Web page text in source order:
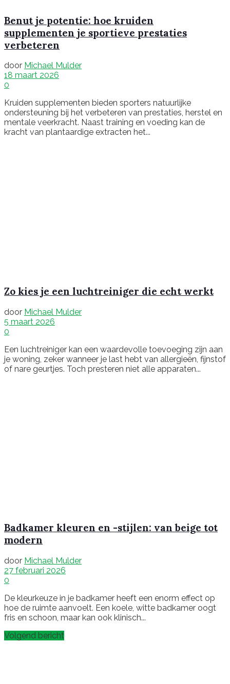
Benut je potentie: hoe kruiden
supplementen je sportieve prestaties
verbeteren
door Michael Mulder
18 maart 2026
0
Kruiden supplementen bieden sporters natuurlijke
ondersteuning bij het verbeteren van prestaties, herstel en
mentale veerkracht. Naast training en voeding kan de
kracht van plantaardige extracten het...
Zo kies je een luchtreiniger die echt werkt
door Michael Mulder
5 maart 2026
0
Een luchtreiniger kan een waardevolle toevoeging zijn aan
je woning, zeker wanneer je last hebt van allergieën, fijnstof
of nare geurtjes. Toch presteren niet alle apparaten...
Badkamer kleuren en -stijlen: van beige tot
modern
door Michael Mulder
27 februari 2026
0
De kleurkeuze in je badkamer heeft een enorm effect op
hoe de ruimte aanvoelt. Een koele, witte badkamer oogt
fris en schoon, maar kan ook klinisch...
Volgend bericht